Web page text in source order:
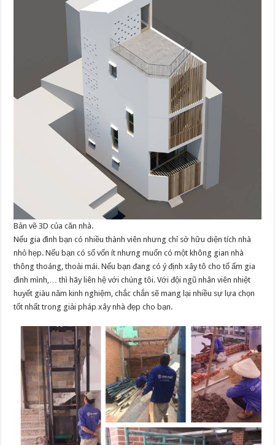
Bản vẽ 3D của căn nhà.
Nếu gia đình bạn có nhiều thành viên nhưng chỉ sở hữu diện tích nhà
nhỏ hẹp. Nếu bạn có số vốn ít nhưng muốn có một không gian nhà
thông thoáng, thoải mái. Nếu bạn đang có ý định xây tô cho tổ ấm gia
đình mình,… thì hãy liên hệ với chúng tôi. Với đội ngũ nhân viên nhiệt
huyết giàu năm kinh nghiệm, chắc chắn sẽ mang lại nhiều sự lựa chọn
tốt nhất trong giải pháp xây nhà đẹp cho bạn.